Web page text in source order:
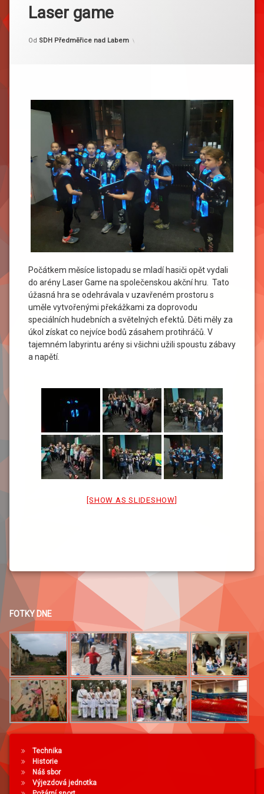
Laser game
Publikováno8. 11. 2023
Aktualizováno 10. 11. 2023
Od SDH Předměřice nad Labem
Počátkem měsíce listopadu se mladí hasiči opět vydali
do arény Laser Game na společenskou akční hru. Tato
úžasná hra se odehrávala v uzavřeném prostoru s
uměle vytvořenými překážkami za doprovodu
speciálních hudebních a světelných efektů. Děti měly za
úkol získat co nejvíce bodů zásahem protihráčů. V
tajemném labyrintu arény si všichni užili spoustu zábavy
a napětí.
[SHOW AS SLIDESHOW]
FOTKY DNE
Technika
Historie
Náš sbor
Výjezdová jednotka